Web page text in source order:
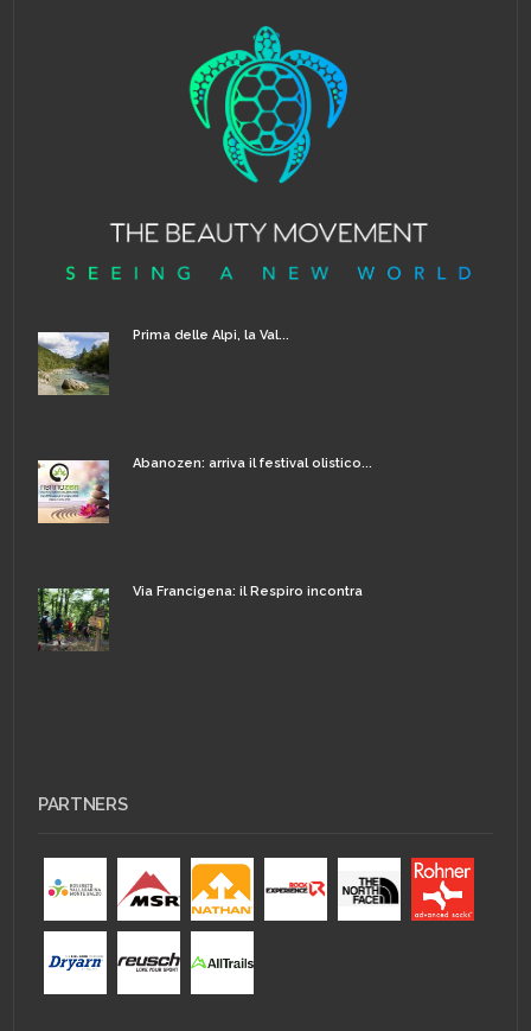
Prima delle Alpi, la Val...
Abanozen: arriva il festival olistico...
Via Francigena: il Respiro incontra
PARTNERS